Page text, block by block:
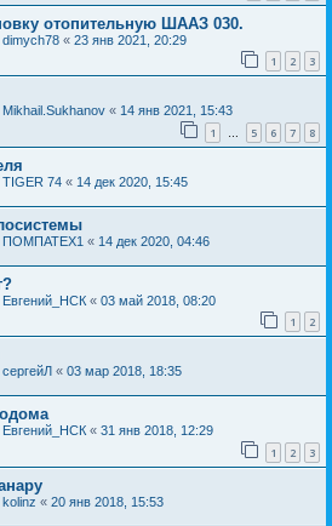
отопительную ШААЗ 030.
dimych78 « 23 янв 2021, 20:29
1 2 3
Mikhail.Sukhanov « 14 янв 2021, 15:43
1 … 5 6 7 8
TIGER 74 « 14 дек 2020, 15:45
ПОМПАТЕХ1 « 14 дек 2020, 04:46
Евгений_НСК « 03 май 2018, 08:20
1 2
сергейЛ « 03 мар 2018, 18:35
Евгений_НСК « 31 янв 2018, 12:29
1 2 3
kolinz « 20 янв 2018, 15:53